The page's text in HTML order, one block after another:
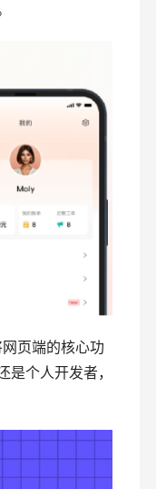
页端的核心功
个人开发者，